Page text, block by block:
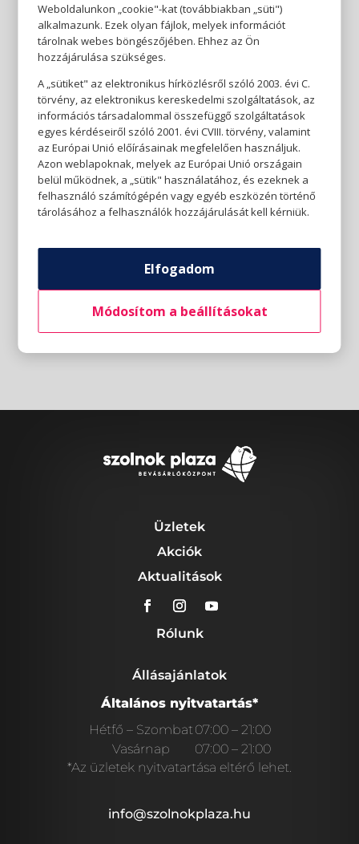
Üzletek
Akciók
Aktualitások
Rólunk
Állásajánlatok
Általános nyitvatartás*
Hétfő – Szombat07:00 – 21:00
Vasárnap
07:00 – 21:00
*Az üzletek nyitvatartása eltérő lehet.
info@szolnokplaza.hu
Weboldalunkon „cookie"-kat (továbbiakban „süti")
alkalmazunk. Ezek olyan fájlok, melyek információt
tárolnak webes böngészőjében. Ehhez az Ön
hozzájárulása szükséges.
A „sütiket" az elektronikus hírközlésről szóló 2003. évi C.
törvény, az elektronikus kereskedelmi szolgáltatások, az
információs társadalommal összefüggő szolgáltatások
egyes kérdéseiről szóló 2001. évi CVIII. törvény, valamint
az Európai Unió előírásainak megfelelően használjuk.
Azon weblapoknak, melyek az Európai Unió országain
belül működnek, a „sütik" használatához, és ezeknek a
felhasználó számítógépén vagy egyéb eszközén történő
tárolásához a felhasználók hozzájárulását kell kérniük.
Elfogadom
Módosítom a beállításokat